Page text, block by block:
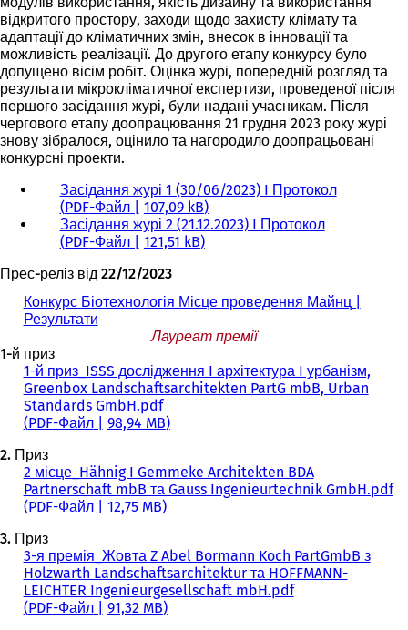
відкритого простору, заходи щодо захисту клімату та
адаптації до кліматичних змін, внесок в інновації та
можливість реалізації. До другого етапу конкурсу було
допущено вісім робіт. Оцінка журі, попередній розгляд та
результати мікрокліматичної експертизи, проведеної після
першого засідання журі, були надані учасникам. Після
чергового етапу доопрацювання 21 грудня 2023 року журі
знову зібралося, оцінило та нагородило доопрацьовані
конкурсні проекти.
Засідання журі 1 (30/06/2023) I Протокол
PDF-Файл
107,09 kB
Засідання журі 2 (21.12.2023) I Протокол
PDF-Файл
121,51 kB
Прес-реліз від 22/12/2023
Конкурс Біотехнологія Місце проведення Майнц |
Результати
Лауреат премії
1-й приз
1-й приз_ISSS дослідження I архітектура I урбанізм,
Greenbox Landschaftsarchitekten PartG mbB, Urban
Standards GmbH.pdf
PDF-Файл
98,94 MB
2. Приз
2 місце_Hähnig I Gemmeke Architekten BDA
Partnerschaft mbB та Gauss Ingenieurtechnik GmbH.pdf
PDF-Файл
12,75 MB
3. Приз
3-я премія_Жовта Z Abel Bormann Koch PartGmbB з
Holzwarth Landschaftsarchitektur та HOFFMANN-
LEICHTER Ingenieurgesellschaft mbH.pdf
PDF-Файл
91,32 MB